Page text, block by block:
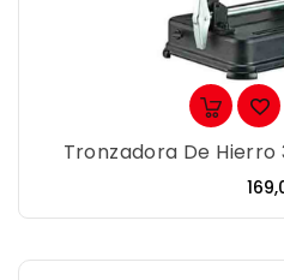
Tronzadora De Hierro